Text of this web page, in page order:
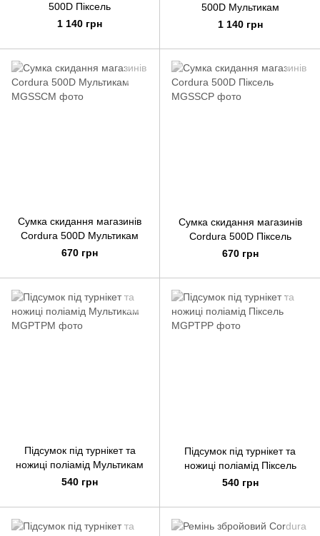
500D Піксель
1 140 грн
500D Мультикам
1 140 грн
Сумка скидання магазинів
Cordura 500D Мультикам
670 грн
Сумка скидання магазинів
Cordura 500D Піксель
670 грн
Підсумок під турнікет та
ножиці поліамід Мультикам
540 грн
Підсумок під турнікет та
ножиці поліамід Піксель
540 грн